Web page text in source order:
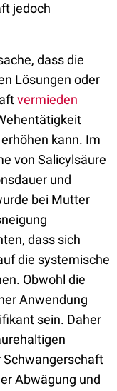
jedoch
dass die
Lösungen oder
vermieden
erhöhen kann. Im
von Salicylsäure
und
bei Mutter
dass sich
die systemische
Obwohl die
Anwendung
sein. Daher
Schwangerschaft
Abwägung und